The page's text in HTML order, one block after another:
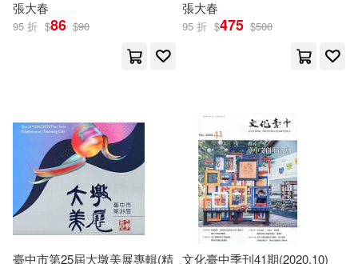
張大春
95 折 $86 $90
張大春
95 折 $475 $500
臺中市第25屆大墩美展專輯(精 文化臺中季刊41期(2020.10)